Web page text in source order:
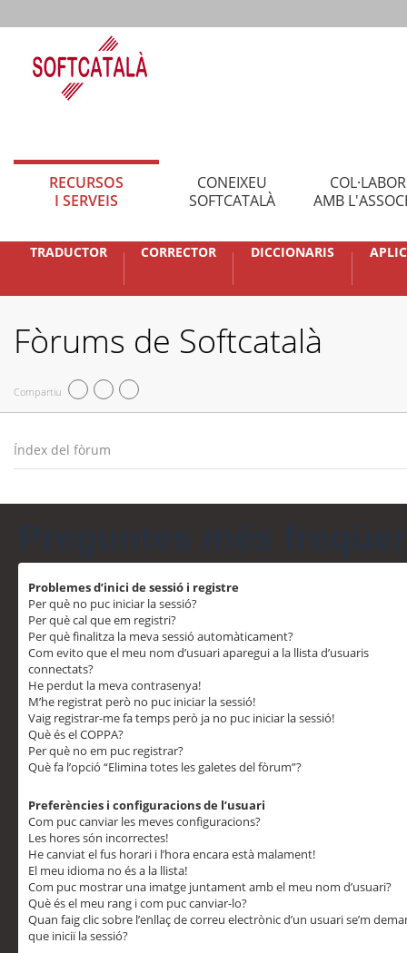
RECURSOS
I SERVEIS
CONEIXEU
SOFTCATALÀ
AMB
TRADUCTOR CORRECTOR DICCIONARIS
Fòrums de Softcatalà
Compartiu
Índex del fòrum
Problemes d’inici de sessió i registre
Per què no puc iniciar la sessió?
Per què cal que em registri?
Per què finalitza la meva sessió automàticament?
Com evito que el meu nom d’usuari aparegui a la llista d’usuaris
connectats?
He perdut la meva contrasenya!
M’he registrat però no puc iniciar la sessió!
Vaig registrar-me fa temps però ja no puc iniciar la sessió!
Què és el COPPA?
Per què no em puc registrar?
Què fa l’opció “Elimina totes les galetes del fòrum”?
Preferències i configuracions de l’usuari
Com puc canviar les meves configuracions?
Les hores són incorrectes!
He canviat el fus horari i l’hora encara està malament!
El meu idioma no és a la llista!
Com puc mostrar una imatge juntament amb el meu nom d’usuari?
Què és el meu rang i com puc canviar-lo?
Quan faig clic sobre l’enllaç de correu electrònic d’un usuari se’m
que iniciï la sessió?